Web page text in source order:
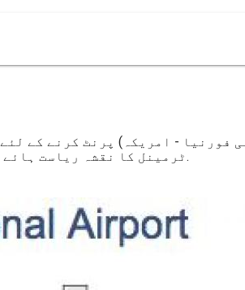
بہتر sfo ٹرمینل کا نقشہ ریاست ہائے متحدہ (کیلی فورنیا - امریکہ) کے لئے ڈاؤن لوڈ ، اتارنا.